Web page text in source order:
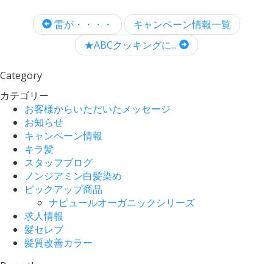
雷が・・・・
キャンペーン情報一覧
★ABCクッキングに...
Category
カテゴリー
お客様からいただいたメッセージ
お知らせ
キャンペーン情報
キラ髪
スタッフブログ
ノンジアミン白髪染め
ピックアップ商品
ナピュールオーガニックシリーズ
求人情報
髪セレブ
髪質改善カラー